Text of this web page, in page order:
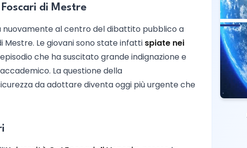
di Mestre
nuovamente al centro del dibattito pubblico a
Mestre. Le giovani sono state infatti spiate nei
che ha suscitato grande indignazione e
La questione della
da adottare diventa oggi più urgente che